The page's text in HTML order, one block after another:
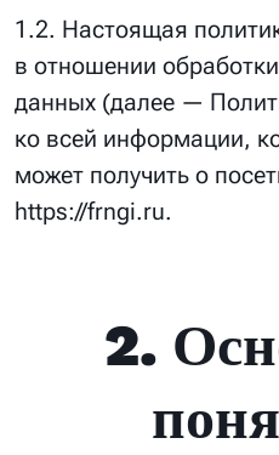
1.2. Настоящая
в отношении
данных (далее —
ко всей информации,
может получить о
https://frngi.ru.
2.